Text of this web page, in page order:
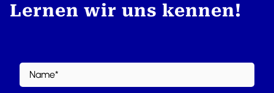
Lernen wir uns kennen!